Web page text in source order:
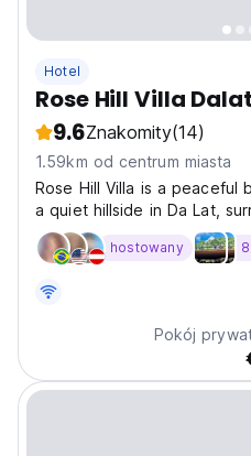
Hotel
Rose Hill Villa Dalat
9.6Znakomity(14)
1.59km od centrum miasta
Rose Hill Villa is a peaceful
a quiet hillside in Da Lat,
fresh mountain air.
aesthetic, the villa
hostowany
Pokój